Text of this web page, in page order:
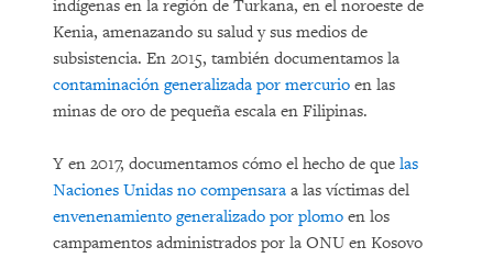
indígenas en la región de Turkana, en el noroeste de
Kenia, amenazando su salud y sus medios de
subsistencia. En 2015, también documentamos la
contaminación generalizada por mercurio en las
minas de oro de pequeña escala en Filipinas.
Y en 2017, documentamos cómo el hecho de que las
Naciones Unidas no compensara a las víctimas del
envenenamiento generalizado por plomo en los
campamentos administrados por la ONU en Kosovo